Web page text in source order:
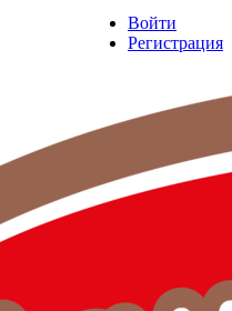
Войти
Регистрация